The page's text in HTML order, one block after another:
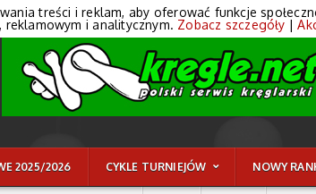
2025/2026 CYKLE TURNIEJÓW NOWY
treści i reklam, aby oferować funkcje
reklamowym i analitycznym. Zobacz szczegóły |